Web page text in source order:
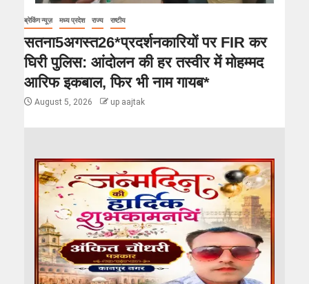
ब्रेकिंग न्यूज़ मध्य प्रदेश राज्य राष्टीय
सतना5अगस्त26*प्रदर्शनकारियों पर FIR कर
घिरी पुलिस: आंदोलन की हर तस्वीर में मोहम्मद
आरिफ इकबाल, फिर भी नाम गायब*
August 5, 2026 up aajtak